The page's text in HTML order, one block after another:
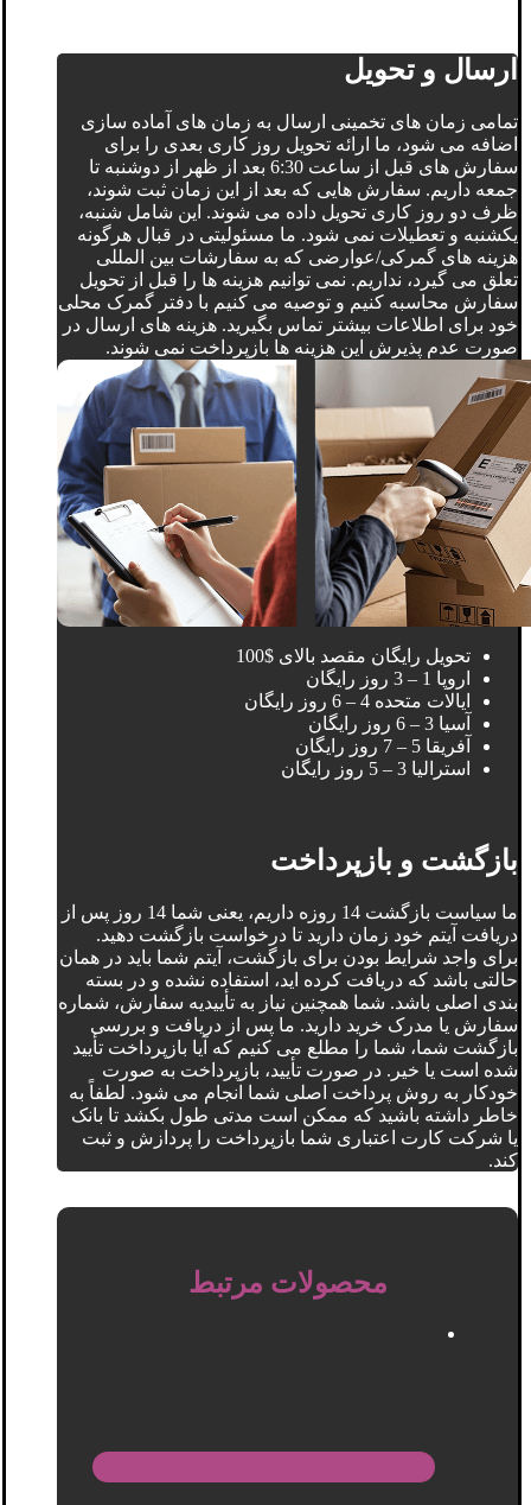
ارسال و تحویل
تمامی زمان های تخمینی ارسال به زمان های آماده سازی
اضافه می شود، ما ارائه تحویل روز کاری بعدی را برای
سفارش های قبل از ساعت 6:30 بعد از ظهر از دوشنبه تا
جمعه داریم. سفارش هایی که بعد از این زمان ثبت شوند،
ظرف دو روز کاری تحویل داده می شوند. این شامل شنبه،
یکشنبه و تعطیلات نمی شود. ما مسئولیتی در قبال هرگونه
هزینه های گمرکی/عوارضی که به سفارشات بین المللی
تعلق می گیرد، نداریم. نمی توانیم هزینه ها را قبل از تحویل
سفارش محاسبه کنیم و توصیه می کنیم با دفتر گمرک محلی
خود برای اطلاعات بیشتر تماس بگیرید. هزینه های ارسال در
صورت عدم پذیرش این هزینه ها بازپرداخت نمی شوند.
تحویل رایگان مقصد بالای $100
اروپا 1 – 3 روز رایگان
ایالات متحده 4 – 6 روز رایگان
آسیا 3 – 6 روز رایگان
آفریقا 5 – 7 روز رایگان
استرالیا 3 – 5 روز رایگان
بازگشت و بازپرداخت
ما سیاست بازگشت 14 روزه داریم، یعنی شما 14 روز پس از
دریافت آیتم خود زمان دارید تا درخواست بازگشت دهید.
برای واجد شرایط بودن برای بازگشت، آیتم شما باید در همان
حالتی باشد که دریافت کرده اید، استفاده نشده و در بسته
بندی اصلی باشد. شما همچنین نیاز به تأییدیه سفارش، شماره
سفارش یا مدرک خرید دارید. ما پس از دریافت و بررسی
بازگشت شما، شما را مطلع می کنیم که آیا بازپرداخت تأیید
شده است یا خیر. در صورت تأیید، بازپرداخت به صورت
خودکار به روش پرداخت اصلی شما انجام می شود. لطفاً به
خاطر داشته باشید که ممکن است مدتی طول بکشد تا بانک
یا شرکت کارت اعتباری شما بازپرداخت را پردازش و ثبت
کند.
محصولات مرتبط